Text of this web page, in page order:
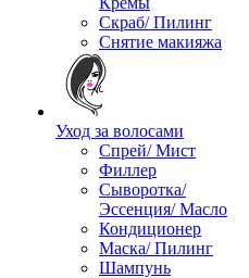
Скраб/ Пилинг
Снятие макияжа
Уход за волосами
Спрей/ Мист
Филлер
Сыворотка/
Эссенция/ Масло
Кондиционер
Маска/ Пилинг
Шампунь